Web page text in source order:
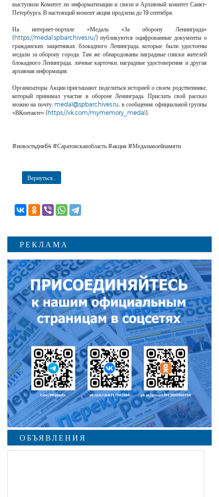
выступили Комитет по информатизации и связи и Архивный комитет Санкт-
Петербурга. В настоящий момент акция продлена до 19 сентября.
На интернет-портале «Медаль «За оборону Ленинграда»
(https://medal.spbarchives.ru/) публикуются оцифрованные документы о
гражданских защитниках блокадного Ленинграда, которые были удостоены
медали за оборону города. Там же обнародованы наградные списки жителей
блокадного Ленинграда, личные карточки, наградные удостоверения и другая
архивная информация.
Организаторы Акции приглашают поделиться историей о своем родственнике,
который принимал участие в обороне Ленинграда. Прислать свой рассказ
можно на почту: medal@spbarchives.ru , в сообщения официальной группы
«ВКонтакте» (https://vk.com/mymemory_medal ).
#новостьдня64 #Саратовскаяобласть #акция #Медальмоейпамяти
Вернуться...
РЕКЛАМА
ОБЪЯВЛЕНИЯ